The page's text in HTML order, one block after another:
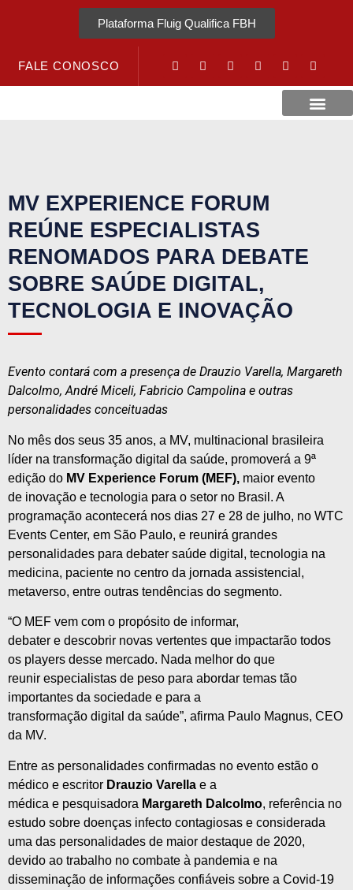
Plataforma Fluig Qualifica FBH
FALE CONOSCO
MV EXPERIENCE FORUM
REÚNE ESPECIALISTAS
RENOMADOS PARA DEBATE
SOBRE SAÚDE DIGITAL,
TECNOLOGIA E INOVAÇÃO
Evento contará com a presença de Drauzio Varella, Margareth
Dalcolmo, André Miceli, Fabricio Campolina e outras
personalidades conceituadas
No mês dos seus 35 anos, a MV, multinacional brasileira
líder na transformação digital da saúde, promoverá a 9ª
edição do MV Experience Forum (MEF), maior evento
de inovação e tecnologia para o setor no Brasil. A
programação acontecerá nos dias 27 e 28 de julho, no WTC
Events Center, em São Paulo, e reunirá grandes
personalidades para debater saúde digital , tecnologia na
medicina, paciente no centro da jornada assistencial,
metaverso, entre outras tendências do segmento.
“O MEF vem com o propósito de informar,
debater e descobrir novas vertentes que impactarão todos
os players desse mercado. Nada melhor do que
reunir especialistas de peso para abordar temas tão
importantes da sociedade e para a
transformação digital da saúde”, afirma Paulo Magnus, CEO
da MV.
Entre as personalidades confirmadas no evento estão o
médico e escritor Drauzio Varella e a
médica e pesquisadora Margareth Dalcolmo, referência no
estudo sobre doenças infecto contagiosas e considerada
uma das personalidades de maior destaque de 2020,
devido ao trabalho no combate à pandemia e na
disseminação de informações confiáveis sobre a Covid-19